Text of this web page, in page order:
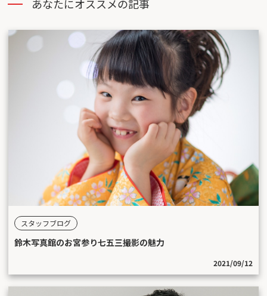
あなたにオススメの記事
スタッフブログ
鈴木写真館のお宮参り七五三撮影の魅力
2021/09/12